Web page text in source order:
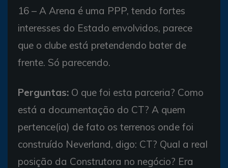
16 – A Arena é uma PPP, tendo fortes
interesses do Estado envolvidos, parece
que o clube está pretendendo bater de
frente. Só parecendo.
Perguntas: O que foi esta parceria? Como
está a documentação do CT? A quem
pertence(ia) de fato os terrenos onde foi
construído Neverland, digo: CT? Qual a real
posição da Construtora no negócio? Era